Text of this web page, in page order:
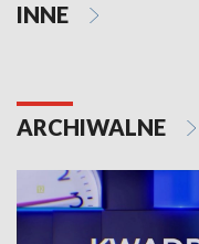
INNE
ARCHIWALNE